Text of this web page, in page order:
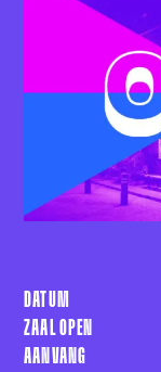
DATUM
ZAAL OPEN
AANVANG